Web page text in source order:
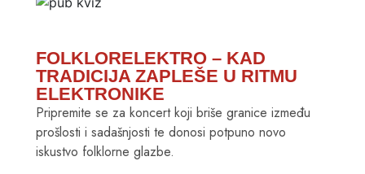
FOLKLORELEKTRO – KAD
TRADICIJA ZAPLEŠE U RITMU
ELEKTRONIKE
Pripremite se za koncert koji briše granice između
prošlosti i sadašnjosti te donosi potpuno novo
iskustvo folklorne glazbe.